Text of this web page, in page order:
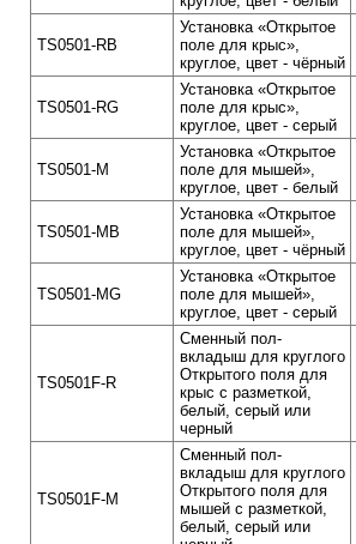
TS0501-RB
Установка «Открытое
поле для крыс»,
круглое, цвет - чёрный
TS0501-RG
Установка «Открытое
поле для крыс»,
круглое, цвет - серый
TS0501-M
Установка «Открытое
поле для мышей»,
круглое, цвет - белый
TS0501-MB
Установка «Открытое
поле для мышей»,
круглое, цвет - чёрный
TS0501-MG
Установка «Открытое
поле для мышей»,
круглое, цвет - серый
TS0501F-R
Сменный пол-
вкладыш для круглого
Открытого поля для
крыс с разметкой,
белый, серый или
черный
TS0501F-M
Сменный пол-
вкладыш для круглого
Открытого поля для
мышей с разметкой,
белый, серый или